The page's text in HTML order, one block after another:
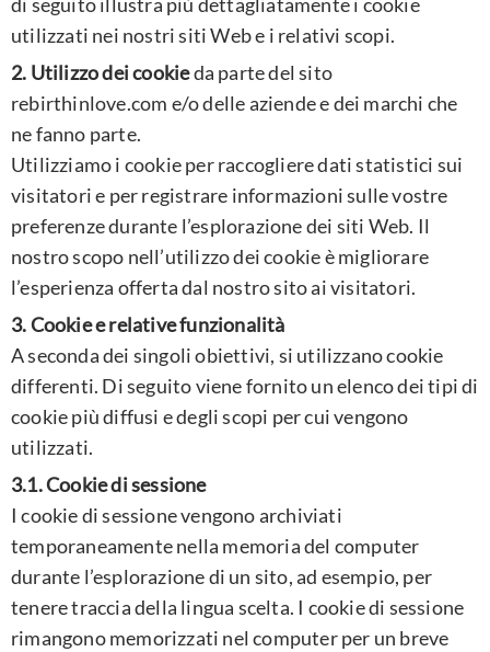
di seguito illustra più dettagliatamente i cookie
utilizzati nei nostri siti Web e i relativi scopi.
2. Utilizzo dei cookieda parte del sito
rebirthinlove.com e/o delle aziende e dei marchi che
ne fanno parte.
Utilizziamo i cookie per raccogliere dati statistici sui
visitatori e per registrare informazioni sulle vostre
preferenze durante l’esplorazione dei siti Web. Il
nostro scopo nell’utilizzo dei cookie è migliorare
l’esperienza offerta dal nostro sito ai visitatori.
3. Cookie e relative funzionalità
A seconda dei singoli obiettivi, si utilizzano cookie
differenti. Di seguito viene fornito un elenco dei tipi di
cookie più diffusi e degli scopi per cui vengono
utilizzati.
3.1. Cookie di sessione
I cookie di sessione vengono archiviati
temporaneamente nella memoria del computer
durante l’esplorazione di un sito, ad esempio, per
tenere traccia della lingua scelta. I cookie di sessione
rimangono memorizzati nel computer per un breve